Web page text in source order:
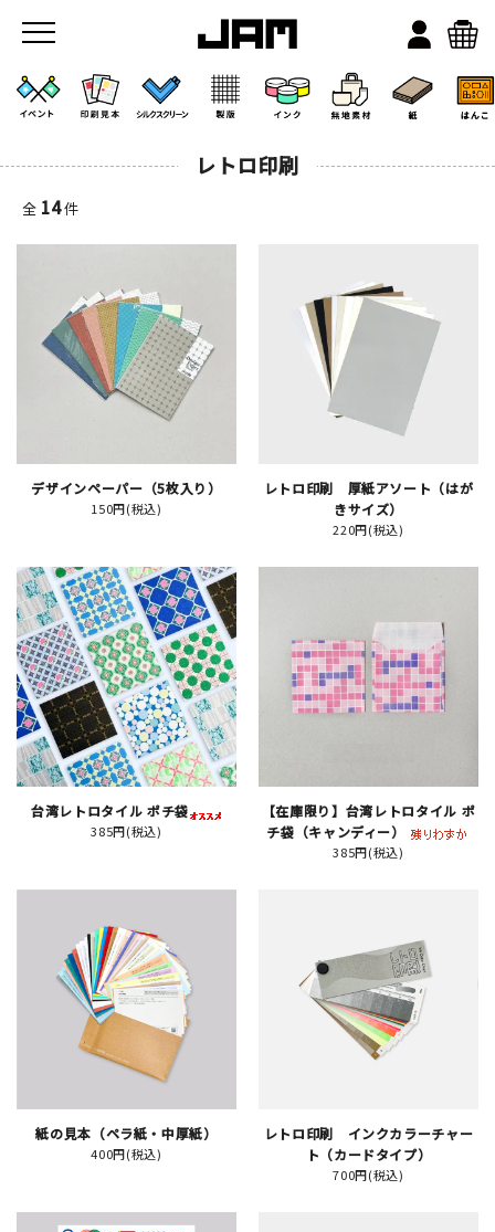
JAMのこと
お店/ワークスペース
印刷見本
シルクスクリーン
無地素材
紙
はんこ
文房具
JAMグッズ
レトロ印刷
全 14件
デザインペーパー（5枚入り）
150円(税込)
レトロ印刷 厚紙アソート（はが
きサイズ）
220円(税込)
台湾レトロタイル ポチ袋
385円(税込)
【在庫限り】台湾レトロタイル ポ
チ袋（キャンディー）
385円(税込)
紙の見本（ペラ紙・中厚紙）
400円(税込)
レトロ印刷 インクカラーチャー
ト（カードタイプ）
700円(税込)